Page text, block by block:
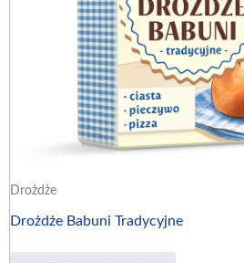
Drożdże
Drożdże Babuni Tradycyjne